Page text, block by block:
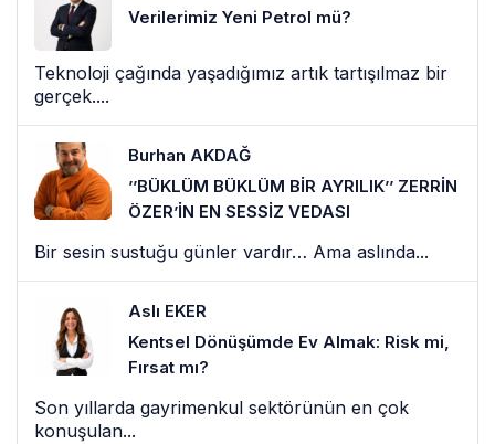
Verilerimiz Yeni Petrol mü?
Teknoloji çağında yaşadığımız artık tartışılmaz bir
gerçek....
Burhan AKDAĞ
’’BÜKLÜM BÜKLÜM BİR AYRILIK’’ ZERRİN
ÖZER’İN EN SESSİZ VEDASI
Bir sesin sustuğu günler vardır… Ama aslında...
Aslı EKER
Kentsel Dönüşümde Ev Almak: Risk mi,
Fırsat mı?
Son yıllarda gayrimenkul sektörünün en çok
konuşulan...